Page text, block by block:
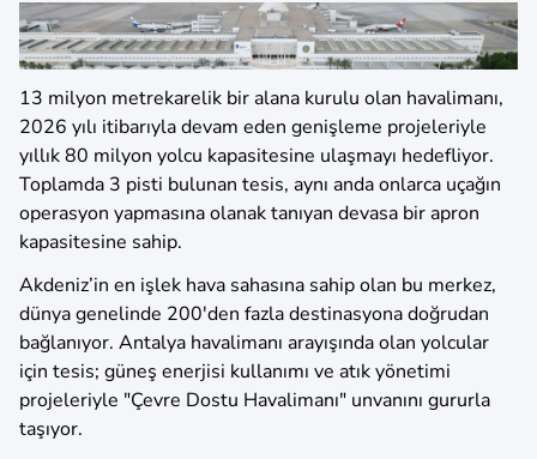
13 milyon metrekarelik bir alana kurulu olan havalimanı,
2026 yılı itibarıyla devam eden genişleme projeleriyle
yıllık 80 milyon yolcu kapasitesine ulaşmayı hedefliyor.
Toplamda 3 pisti bulunan tesis, aynı anda onlarca uçağın
operasyon yapmasına olanak tanıyan devasa bir apron
kapasitesine sahip.
Akdeniz’in en işlek hava sahasına sahip olan bu merkez,
dünya genelinde 200'den fazla destinasyona doğrudan
bağlanıyor. Antalya havalimanı arayışında olan yolcular
için tesis; güneş enerjisi kullanımı ve atık yönetimi
projeleriyle "Çevre Dostu Havalimanı" unvanını gururla
taşıyor.